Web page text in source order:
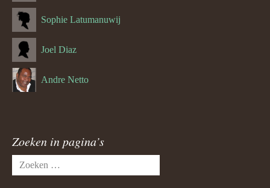
Sophie Latumanuwij
Joel Diaz
Andre Netto
Zoeken in pagina’s
Zoeken
naar: